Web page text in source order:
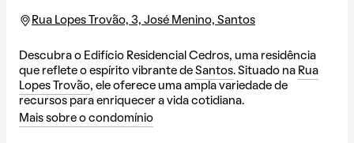
Rua Lopes Trovão, 3, José Menino, Santos
Descubra o Edifício Residencial Cedros, uma residência
que reflete o espírito vibrante de Santos. Situado na Rua
Lopes Trovão, ele oferece uma ampla variedade de
recursos para enriquecer a vida cotidiana.
Mais sobre o condomínio